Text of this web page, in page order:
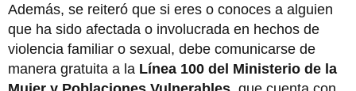
Además, se reiteró que si eres o conoces a alguien
que ha sido afectada o involucrada en hechos de
violencia familiar o sexual, debe comunicarse de
manera gratuita a la Línea 100 del Ministerio de la